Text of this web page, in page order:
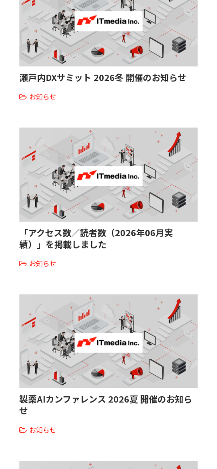
瀬戸内DXサミット 2026冬 開催のお知らせ
お知らせ
「アクセス数／読者数（2026年06月実
績）」を掲載しました
お知らせ
製薬AIカンファレンス 2026夏 開催のお知ら
せ
お知らせ